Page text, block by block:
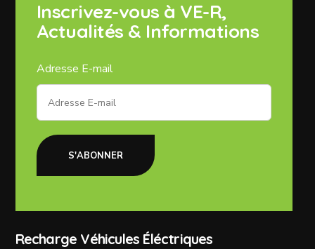
Inscrivez-vous à VE-R,
Actualités & Informations
Adresse E-mail
S'ABONNER
Recharge Véhicules Éléctriques